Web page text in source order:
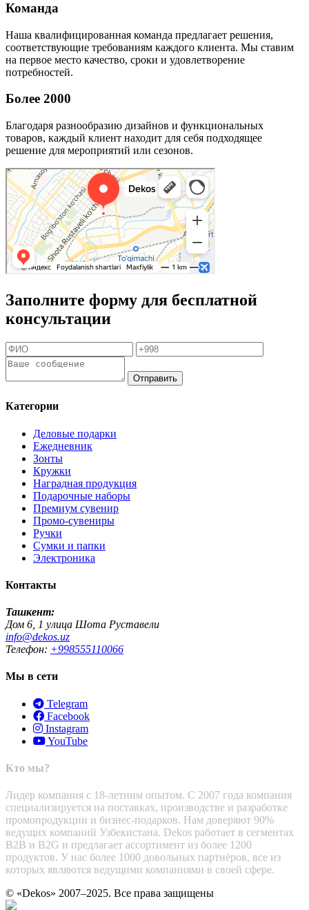
Команда
Наша квалифицированная команда предлагает решения,
соответствующие требованиям каждого клиента. Мы ставим
на первое место качество, сроки и удовлетворение
потребностей.
Более 2000
Благодаря разнообразию дизайнов и функциональных
товаров, каждый клиент находит для себя подходящее
решение для мероприятий или сезонов.
Заполните форму для бесплатной
консультации
Отправить
Категории
Деловые подарки
Ежедневник
Зонты
Кружки
Наградная продукция
Подарочные наборы
Премиум сувенир
Промо-сувениры
Ручки
Сумки и папки
Электроника
Контакты
Ташкент:
Дом 6, 1 улица Шота Руставели
info@dekos.uz
Телефон: +998555110066
Мы в сети
Telegram
Facebook
Instagram
YouTube
Кто мы?
Лидер компания с 18-летним опытом. С 2007 года компания
специализируется на поставках, производстве и разработке
промопродукции и бизнес-подарков. Нам доверяют 90%
ведущих компаний Узбекистана. Dekos работает в сегментах
B2B и B2G и предлагает ассортимент из более 1200
продуктов. У нас более 1000 довольных партнёров, все из
которых являются ведущими компаниями в своей сфере.
© «Dekos» 2007–2025. Все права защищены